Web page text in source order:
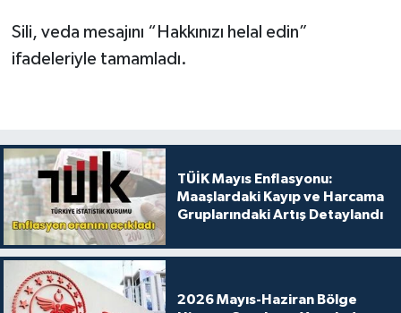
Sili, veda mesajını “Hakkınızı helal edin”
ifadeleriyle tamamladı.
TÜİK Mayıs Enflasyonu:
Maaşlardaki Kayıp ve Harcama
Gruplarındaki Artış Detaylandı
2026 Mayıs-Haziran Bölge